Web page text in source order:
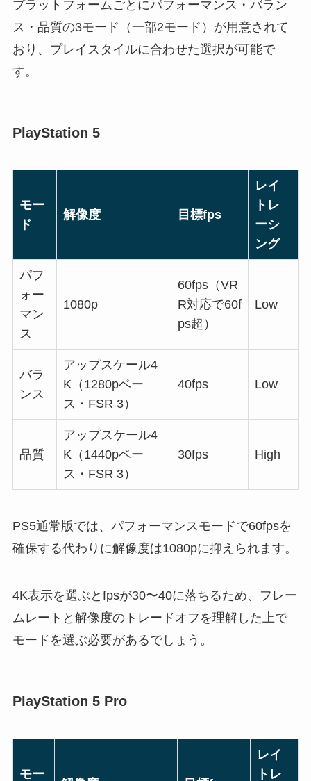
プラットフォームごとにパフォーマンス・バラン
ス・品質の3モード（一部2モード）が用意されて
おり、プレイスタイルに合わせた選択が可能で
す。
PlayStation 5
モー
ド
解像度 目標fps
レイ
トレ
ーシ
ング
パフ
ォー
マン
ス
1080p
60fps（VR
R対応で60f
ps超）
Low
バラ
ンス
アップスケール4
K（1280pベー
ス・FSR 3）
40fps Low
品質
アップスケール4
K（1440pベー
ス・FSR 3）
30fps High
PS5通常版では、パフォーマンスモードで60fpsを
確保する代わりに解像度は1080pに抑えられます。
4K表示を選ぶとfpsが30〜40に落ちるため、フレー
ムレートと解像度のトレードオフを理解した上で
モードを選ぶ必要があるでしょう。
PlayStation 5 Pro
モー
レイ
トレ